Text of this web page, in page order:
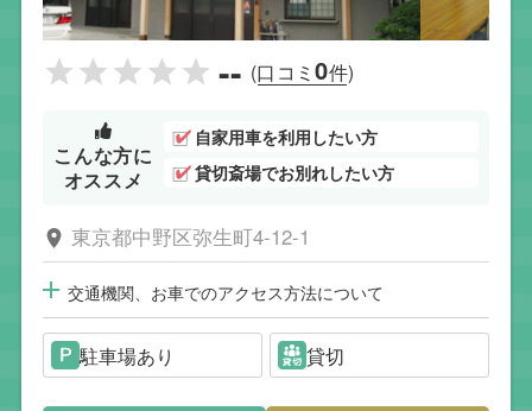
-- (口コミ0件)
こんな方に
オススメ
自家用車を利用したい方
貸切斎場でお別れしたい方
東京都中野区弥生町4-12-1
交通機関、お車でのアクセス方法について
駐車場あり 貸切